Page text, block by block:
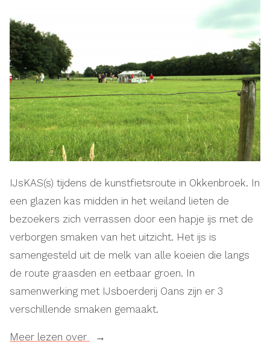
IJsKAS(s) tijdens de kunstfietsroute in Okkenbroek. In
een glazen kas midden in het weiland lieten de
bezoekers zich verrassen door een hapje ijs met de
verborgen smaken van het uitzicht. Het ijs is
samengesteld uit de melk van alle koeien die langs
de route graasden en eetbaar groen. In
samenwerking met IJsboerderij Oans zijn er 3
verschillende smaken gemaakt.
Meer lezen over “IJskas(s)”